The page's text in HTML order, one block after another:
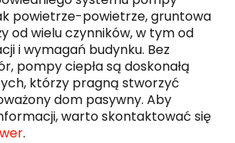
powietrze-powietrze, gruntowa
od wielu czynników, w tym od
i wymagań budynku. Bez
pompy ciepła są doskonałą
którzy pragną stworzyć
dom pasywny. Aby
warto skontaktować się
.